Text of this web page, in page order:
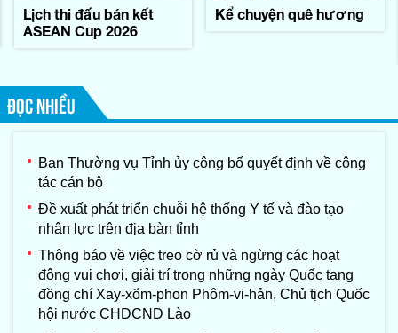
Lịch thi đấu bán kết
ASEAN Cup 2026
Kể chuyện quê hương
ĐỌC NHIỀU
Ban Thường vụ Tỉnh ủy công bố quyết định về công
tác cán bộ
Đề xuất phát triển chuỗi hệ thống Y tế và đào tạo
nhân lực trên địa bàn tỉnh
Thông báo về việc treo cờ rủ và ngừng các hoạt
động vui chơi, giải trí trong những ngày Quốc tang
đồng chí Xay-xổm-phon Phôm-vi-hản, Chủ tịch Quốc
hội nước CHDCND Lào